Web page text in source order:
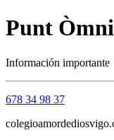
Punt
Información importante
678 34 98 37